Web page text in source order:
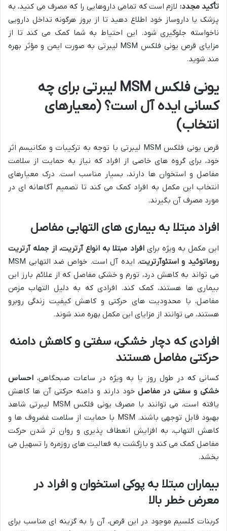
تأکید مجدد: لازم است که تمامی داروهایی را که مصرف می کنید، به
پزشک یا داروساز خود اطلاع دهید تا از بروز هرگونه تداخل دارویی
ناخواسته جلوگیری شود. این احتیاط به شما کمک می کند تا از
مزایای قرص یونی فلکس MSM لیبرتی به صورت ایمن و مؤثر بهره
مند شوید.
یونی فلکس MSM لیبرتی برای چه
کسانی ایده آل است؟ (معیارهای
انتخاب)
قرص یونی فلکس MSM لیبرتی با توجه به ترکیبات و مکانیسم اثر
خود، برای گروه های خاصی از افراد که نیاز به حمایت از سلامت
مفاصل و استخوان ها دارند، بسیار مناسب است. درک معیارهای
انتخاب این مکمل به افراد کمک می کند تا تصمیم آگاهانه ای در
مورد مصرف آن بگیرند.
افراد مبتلا به بیماری های التهابی مفاصل
این مکمل به ویژه برایافراد مبتلا به انواع آرتریت، از جمله آرتریت
روماتوئید و استئوآرتریت
، ایده آل است. خواص ضد التهابی MSM
می تواند به کاهش درد، تورم و خشکی مفاصل که از علائم بارز این
بیماری ها هستند، کمک کند. افرادی که به دلیل التهاب مزمن
مفاصل، با محدودیت های حرکتی و کاهش کیفیت زندگی روبرو
هستند، می توانند از مزایای این مکمل بهره مند شوند.
افرادی که دچار خشکی، سفتی و کاهش دامنه
حرکتی مفاصل هستند
کسانی که در طول روز یا به ویژه در ساعات صبحگاهی، احساس
خشکی و سفتی در مفاصل خود دارند و دامنه حرکتی آن ها کاهش
یافته است، می توانند با مصرف یونی فلکس MSM لیبرتی شاهد
بهبود قابل توجهی باشند. MSM با حمایت از سلامت غضروف ها و
کاهش التهاب، به افزایش انعطاف پذیری و روان تر شدن حرکت
مفاصل کمک می کند و بازگشت به فعالیت های روزمره را تسهیل می
بخشد.
بیماران مبتلا به پوکی استخوان و افراد در
معرض خطر بالا
کربنات کلسیم موجود در این قرص، آن را به گزینه ای مناسب برای